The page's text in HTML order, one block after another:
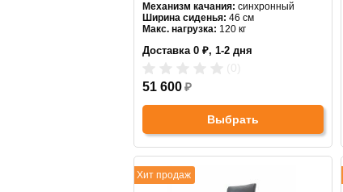
Механизм качания: синхронный
Ширина сиденья: 46 см
Макс. нагрузка: 120 кг
Материал спинки:сетка
Доставка 0 ₽, 1-2 дня
51 600₽
Выбрать
Хит продаж